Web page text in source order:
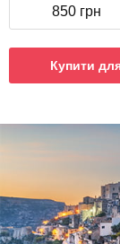
850 грн
Купити